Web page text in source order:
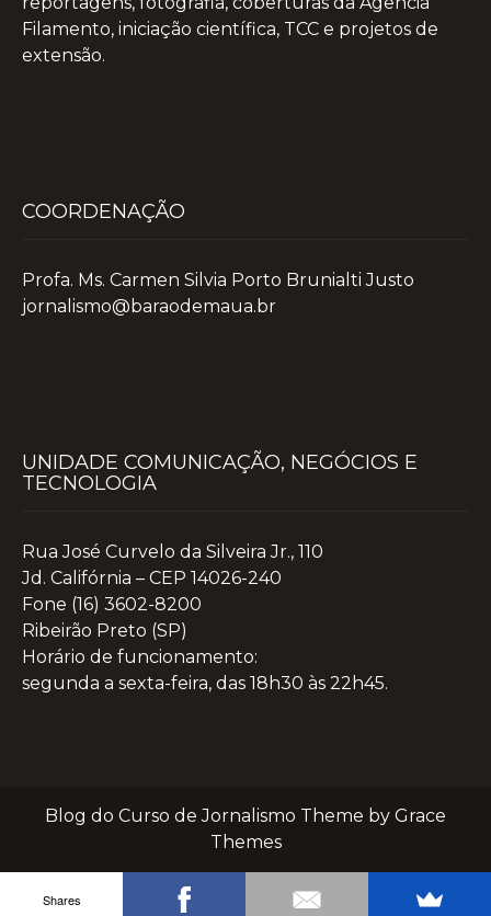
Filamento, iniciação científica, TCC e projetos de
extensão.
COORDENAÇÃO
Profa. Ms. Carmen Silvia Porto Brunialti Justo
jornalismo@baraodemaua.br
UNIDADE COMUNICAÇÃO, NEGÓCIOS E
TECNOLOGIA
Rua José Curvelo da Silveira Jr., 110
Jd. Califórnia – CEP 14026-240
Fone (16) 3602-8200
Ribeirão Preto (SP)
Horário de funcionamento:
segunda a sexta-feira, das 18h30 às 22h45.
Blog do Curso de Jornalismo Theme by Grace
Themes
Shares